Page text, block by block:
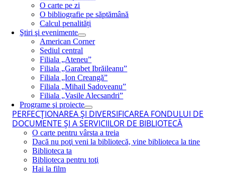
O carte pe zi
O bibliografie pe săptămână
Calcul penalități
Ştiri şi evenimente
American Corner
Sediul central
Filiala „Ateneu”
Filiala „Garabet Ibrăileanu”
Filiala „Ion Creangă”
Filiala „Mihail Sadoveanu”
Filiala „Vasile Alecsandri”
Programe şi proiecte
PERFECŢIONAREA ŞI DIVERSIFICAREA FONDULUI DE
DOCUMENTE ŞI A SERVICIILOR DE BIBLIOTECĂ
O carte pentru vârsta a treia
Dacă nu poţi veni la bibliotecă, vine biblioteca la tine
Biblioteca ta
Biblioteca pentru toţi
Hai la film